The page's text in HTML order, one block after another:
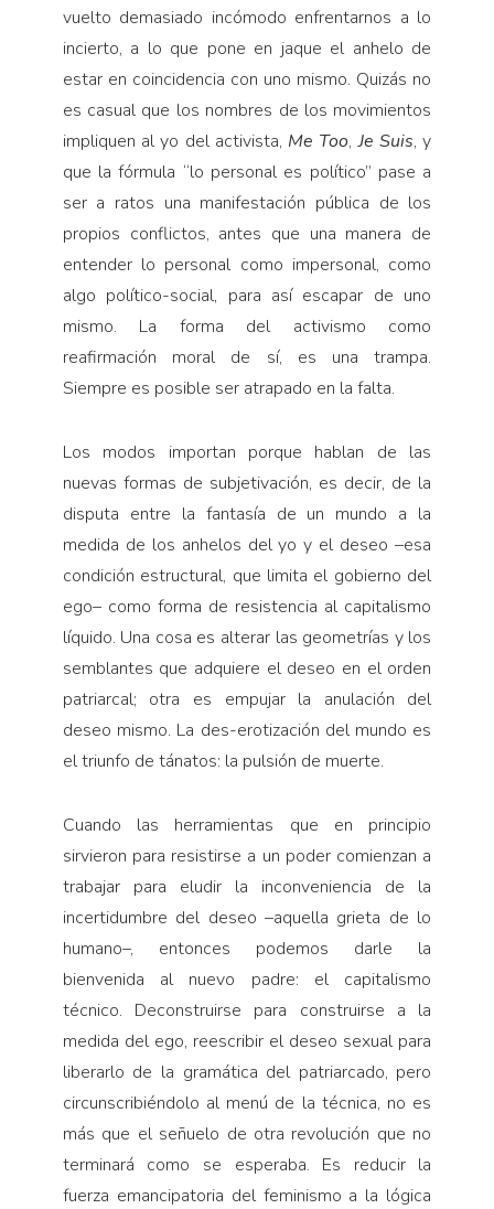
vuelto demasiado incómodo enfrentarnos a lo
incierto, a lo que pone en jaque el anhelo de
estar en coincidencia con uno mismo. Quizás no
es casual que los nombres de los movimientos
impliquen al yo del activista, Me Too,Je Suis, y
que la fórmula “lo personal es político” pase a
ser a ratos una manifestación pública de los
propios conflictos, antes que una manera de
entender lo personal como impersonal, como
algo político-social, para así escapar de uno
mismo. La forma del activismo como
reafirmación moral de sí, es una trampa.
Siempre es posible ser atrapado en la falta.
Los modos importan porque hablan de las
nuevas formas de subjetivación, es decir, de la
disputa entre la fantasía de un mundo a la
medida de los anhelos del yo y el deseo –esa
condición estructural, que limita el gobierno del
ego– como forma de resistencia al capitalismo
líquido. Una cosa es alterar las geometrías y los
semblantes que adquiere el deseo en el orden
patriarcal; otra es empujar la anulación del
deseo mismo. La des-erotización del mundo es
el triunfo de tánatos: la pulsión de muerte.
Cuando las herramientas que en principio
sirvieron para resistirse a un poder comienzan a
trabajar para eludir la inconveniencia de la
incertidumbre del deseo –aquella grieta de lo
humano–, entonces podemos darle la
bienvenida al nuevo padre: el capitalismo
técnico. Deconstruirse para construirse a la
medida del ego, reescribir el deseo sexual para
liberarlo de la gramática del patriarcado, pero
circunscribiéndolo al menú de la técnica, no es
más que el señuelo de otra revolución que no
terminará como se esperaba. Es reducir la
fuerza emancipatoria del feminismo a la lógica